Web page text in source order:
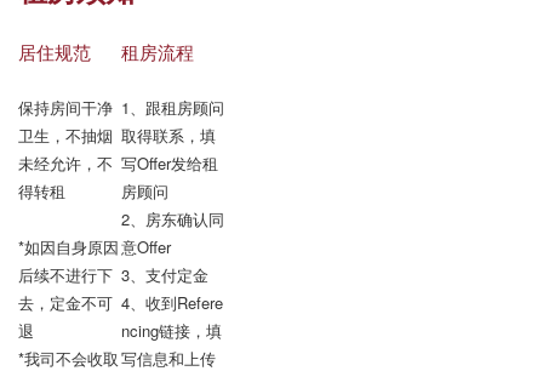
居住规范
保持房间干净
卫生，不抽烟
未经允许，不
得转租
*如因自身原因
后续不进行下
去，定金不可
退
*我司不会收取
租房流程
1、跟租房顾问
取得联系，填
写Offer发给租
房顾问
2、房东确认同
意Offer
3、支付定金
4、收到Refere
ncing链接，填
写信息和上传